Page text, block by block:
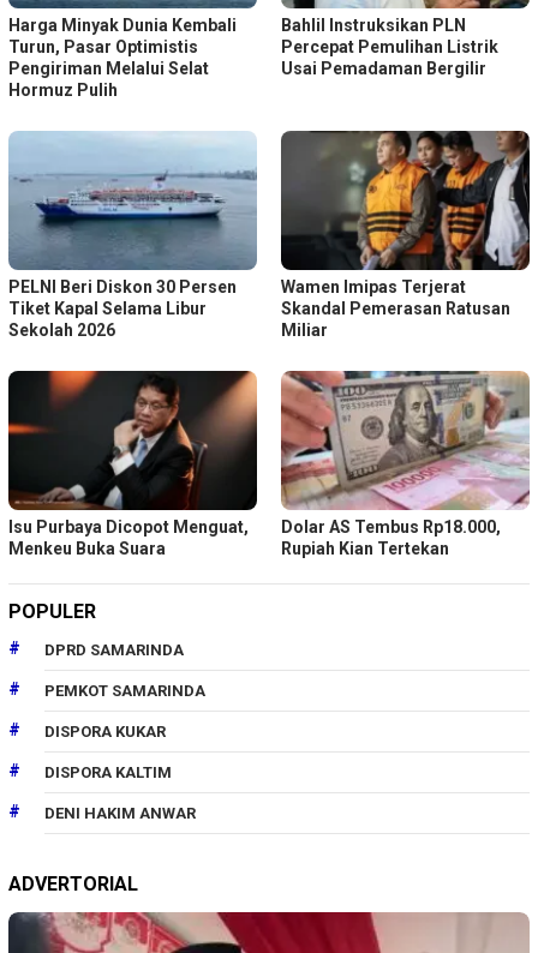
Harga Minyak Dunia Kembali
Turun, Pasar Optimistis
Pengiriman Melalui Selat
Hormuz Pulih
Bahlil Instruksikan PLN
Percepat Pemulihan Listrik
Usai Pemadaman Bergilir
PELNI Beri Diskon 30 Persen
Tiket Kapal Selama Libur
Sekolah 2026
Wamen Imipas Terjerat
Skandal Pemerasan Ratusan
Miliar
Isu Purbaya Dicopot Menguat,
Menkeu Buka Suara
Dolar AS Tembus Rp18.000,
Rupiah Kian Tertekan
POPULER
DPRD SAMARINDA
PEMKOT SAMARINDA
DISPORA KUKAR
DISPORA KALTIM
DENI HAKIM ANWAR
ADVERTORIAL